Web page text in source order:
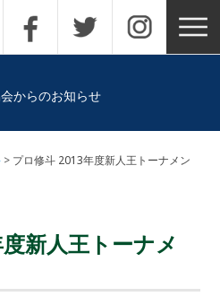
からのお知らせ
プロ修斗 2013年度新人王トーナメン
新人王トーナメ